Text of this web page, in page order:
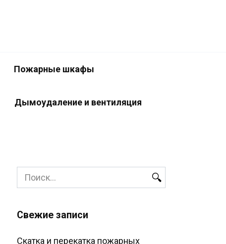
Пожарные шкафы
Дымоудаление и вентиляция
Search
for:
Свежие записи
Скатка и перекатка пожарных